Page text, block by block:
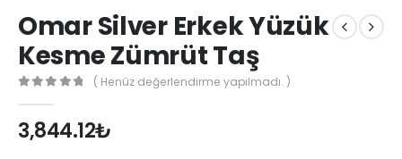
Omar Silver Erkek Yüzük
Kesme Zümrüt Taş
( Henüz değerlendirme yapılmadı. )
3,844.12₺